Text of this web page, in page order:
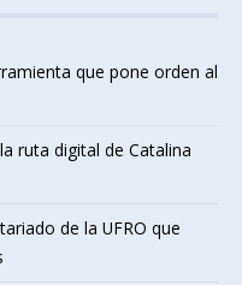
que pone orden al
ruta digital de Catalina
de la UFRO que